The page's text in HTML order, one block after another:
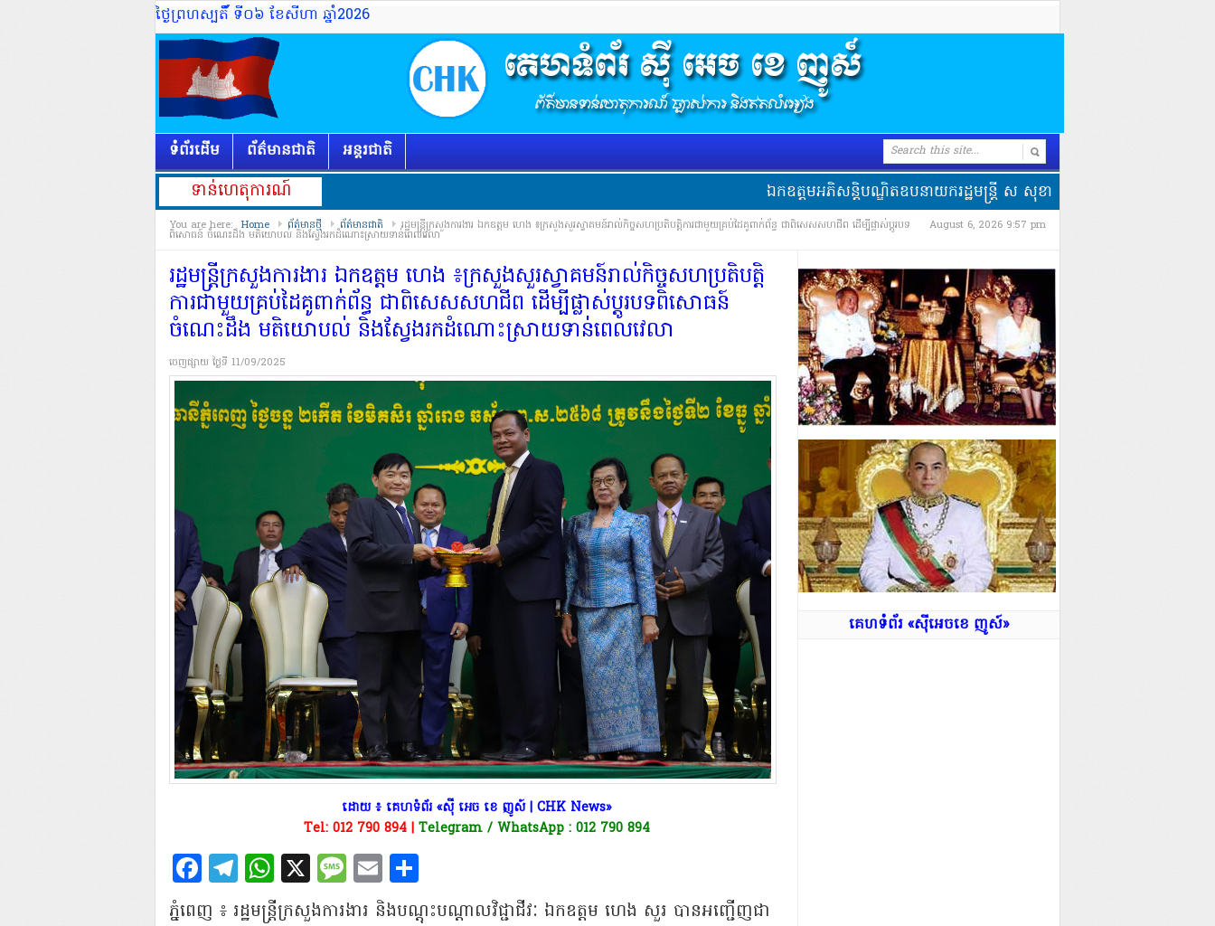
ថ្ងៃព្រហស្បតិ៍័ ទី០៦ ខែសីហា ឆ្នាំ2026
ទំព័រដើម ព័ត៌មានជាតិ អន្តរជាតិ
ទាន់ហេតុការណ៍ ឯកឧត្ដមអភិសន្តិបណ្ឌិតឧបនាយករដ្ឋមន្ត្រី ស សុខា ដាក់ឱ្យដំណើរការសាខាលិខិតឆ្លងដែន
August 6, 2026 9:57 pm
You are here: Home ព័ត៌មានថ្មី ព័ត៌មានជាតិ រដ្ឋមន្ត្រីក្រសួង​ការងារ ឯកឧត្តម ហេង ៖ក្រសួងសួរ​ស្វាគមន៍​រាល់​កិច្ច​សហប្រតិបត្តិការ​ជាមួយ​គ្រប់​ដៃគូ​ពាក់ព័ន្ធ ជា​ពិសេស​សហជីព ដើម្បី​ផ្លាស់​ប្តូរ​បទ​
ពិសោធន៍ ចំណេះដឹង មតិយោបល់ និង​ស្វែងរក​ដំណោះស្រាយ​ទាន់​ពេលវេលា
រដ្ឋមន្ត្រីក្រសួង​ការងារ ឯកឧត្តម ហេង ៖ក្រសួងសួរ​ស្វាគមន៍​រាល់​កិច្ច​សហប្រតិបត្តិ
ការ​ជាមួយ​គ្រប់​ដៃគូ​ពាក់ព័ន្ធ ជា​ពិសេស​សហជីព ដើម្បី​ផ្លាស់​ប្តូរ​បទ​ពិសោធន៍
ចំណេះដឹង មតិយោបល់ និង​ស្វែងរក​ដំណោះស្រាយ​ទាន់​ពេលវេលា
ចេញផ្សាយ​ ថ្ងៃទី 11/09/2025
​ដោយ ៖ គេហទំព័រ «ស៊ី អេច ខេ ញូស៍ | CHK News»
Tel: 012 790 894 | Telegram / WhatsApp : 012 790 894
Facebook
Telegram
WhatsApp
X Message
Email
ភ្នំពេញ​ ៖ រដ្ឋមន្ត្រីក្រសួង​ការងារ និង​បណ្តុះបណ្តាល​វិជ្ជាជីវៈ ឯកឧត្តម ហេង សួរ បាន​អញ្ជើញ​ជា​
គេហទំព័រ «ស៊ីអេចខេ ញូស៍»